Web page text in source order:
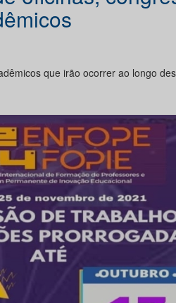
que irão ocorrer ao longo